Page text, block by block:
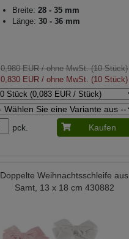
Breite: 28 - 35 mm
Länge: 30 - 36 mm
0,980 EUR/ ohne MwSt. (10 Stück)
0,830 EUR / ohne MwSt. (10 Stück)
pck. Kaufen
Doppelte Weihnachtsschleife aus
Samt, 13 x 18 cm 430882